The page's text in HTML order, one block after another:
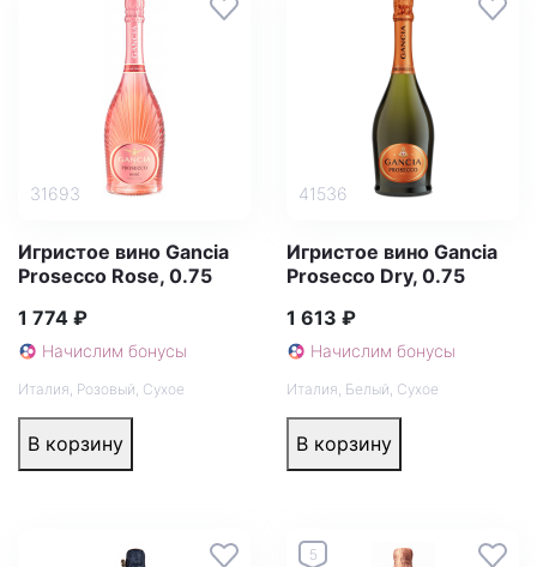
31693
Игристое вино Gancia
Prosecco Rose, 0.75
1 774 ₽
Начислим бонусы
Италия Розовый Сухое
В корзину
41536
Игристое вино Gancia
Prosecco Dry, 0.75
1 613 ₽
Начислим бонусы
Италия Белый Сухое
В корзину
5